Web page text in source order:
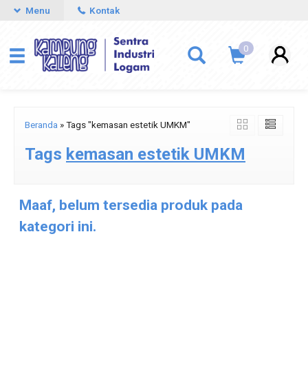
Menu Kontak
0
Beranda »Tags "kemasan estetik UMKM"
Tags kemasan estetik UMKM
Maaf, belum tersedia produk pada
kategori ini.